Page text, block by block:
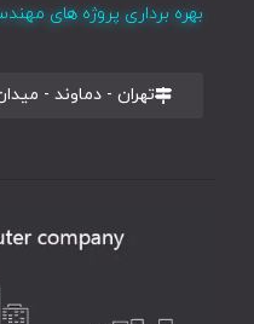
بهره برداری پروژه های
تهران - دماوند -